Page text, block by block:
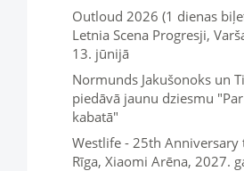
Outloud 2026 (1 dienas
Letnia Scena Progresji,
13. jūnijā
Normunds Jakušonoks un
piedāvā jaunu dziesmu
kabatā"
Westlife - 25th
Rīga, Xiaomi Arēna, 2027.